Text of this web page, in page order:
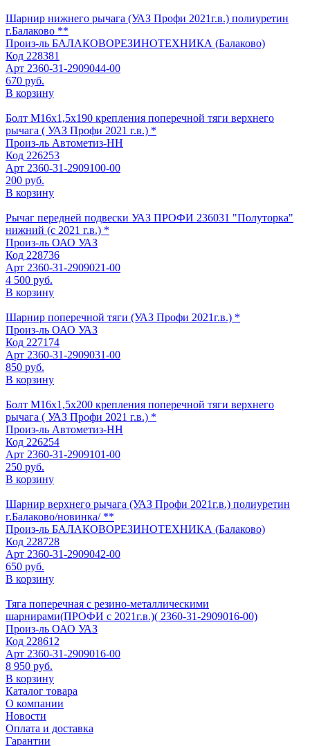
Шарнир нижнего рычага (УАЗ Профи 2021г.в.) полиуретин
г.Балаково **
Произ-ль БАЛАКОВОРЕЗИНОТЕХНИКА (Балаково)
Код 228381
Арт 2360-31-2909044-00
670 руб.
В корзину
Болт М16х1,5х190 крепления поперечной тяги верхнего
рычага ( УАЗ Профи 2021 г.в.) *
Произ-ль Автометиз-НН
Код 226253
Арт 2360-31-2909100-00
200 руб.
В корзину
Рычаг передней подвески УАЗ ПРОФИ 236031 "Полуторка"
нижний (с 2021 г.в.) *
Произ-ль ОАО УАЗ
Код 228736
Арт 2360-31-2909021-00
4 500 руб.
В корзину
Шарнир поперечной тяги (УАЗ Профи 2021г.в.) *
Произ-ль ОАО УАЗ
Код 227174
Арт 2360-31-2909031-00
850 руб.
В корзину
Болт М16х1,5х200 крепления поперечной тяги верхнего
рычага ( УАЗ Профи 2021 г.в.) *
Произ-ль Автометиз-НН
Код 226254
Арт 2360-31-2909101-00
250 руб.
В корзину
Шарнир верхнего рычага (УАЗ Профи 2021г.в.) полиуретин
г.Балаково/новинка/ **
Произ-ль БАЛАКОВОРЕЗИНОТЕХНИКА (Балаково)
Код 228728
Арт 2360-31-2909042-00
650 руб.
В корзину
Тяга поперечная с резино-металлическими
шарнирами(ПРОФИ с 2021г.в.)( 2360-31-2909016-00)
Произ-ль ОАО УАЗ
Код 228612
Арт 2360-31-2909016-00
8 950 руб.
В корзину
Каталог товара
О компании
Новости
Оплата и доставка
Гарантии